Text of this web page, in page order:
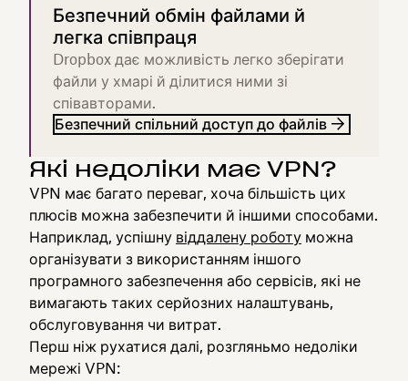
Безпечний обмін файлами й
легка співпраця
Dropbox дає можливість легко зберігати
файли у хмарі й ділитися ними зі
співавторами.
Безпечний спільний доступ до файлів
Які недоліки має VPN?
VPN має багато переваг, хоча більшість цих
плюсів можна забезпечити й іншими способами.
Наприклад, успішну віддалену роботу можна
організувати з використанням іншого
програмного забезпечення або сервісів, які не
вимагають таких серйозних налаштувань,
обслуговування чи витрат.
Перш ніж рухатися далі, розгляньмо недоліки
мережі VPN: